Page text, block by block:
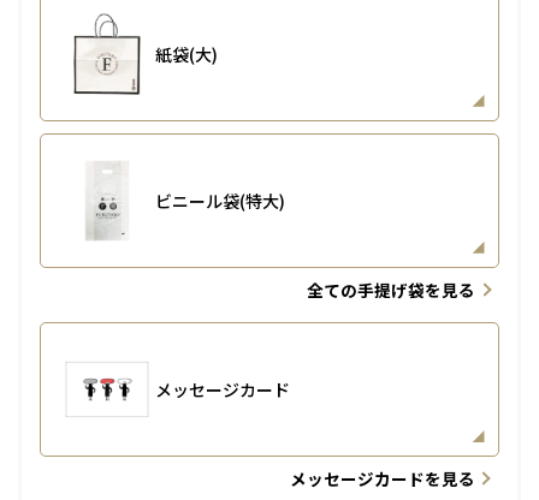
紙袋(大)
ビニール袋(特大)
全ての手提げ袋を見る
メッセージカード
メッセージカードを見る